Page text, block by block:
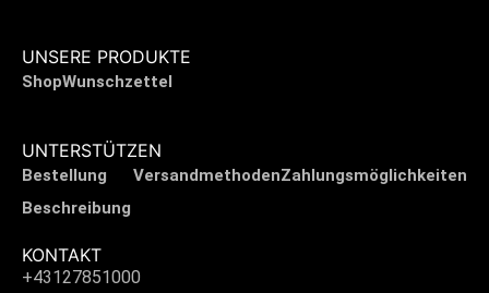
UNSERE PRODUKTE
ShopWunschzettel
UNTERSTÜTZEN
Bestellung
Beschreibung
VersandmethodenZahlungsmöglichkeiten
KONTAKT
+43127851000